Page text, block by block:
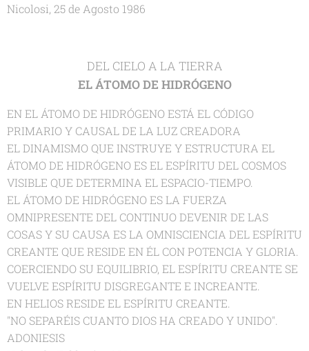
Nicolosi, 25 de Agosto 1986
DEL CIELO A LA TIERRA
EL ÁTOMO DE HIDRÓGENO
EN EL ÁTOMO DE HIDRÓGENO ESTÁ EL CÓDIGO
PRIMARIO Y CAUSAL DE LA LUZ CREADORA
EL DINAMISMO QUE INSTRUYE Y ESTRUCTURA EL
ÁTOMO DE HIDRÓGENO ES EL ESPÍRITU DEL COSMOS
VISIBLE QUE DETERMINA EL ESPACIO-TIEMPO.
EL ÁTOMO DE HIDRÓGENO ES LA FUERZA
OMNIPRESENTE DEL CONTINUO DEVENIR DE LAS
COSAS Y SU CAUSA ES LA OMNISCIENCIA DEL ESPÍRITU
CREANTE QUE RESIDE EN ÉL CON POTENCIA Y GLORIA.
COERCIENDO SU EQUILIBRIO, EL ESPÍRITU CREANTE SE
VUELVE ESPÍRITU DISGREGANTE E INCREANTE.
EN HELIOS RESIDE EL ESPÍRITU CREANTE.
"NO SEPARÉIS CUANTO DIOS HA CREADO Y UNIDO".
ADONIESIS